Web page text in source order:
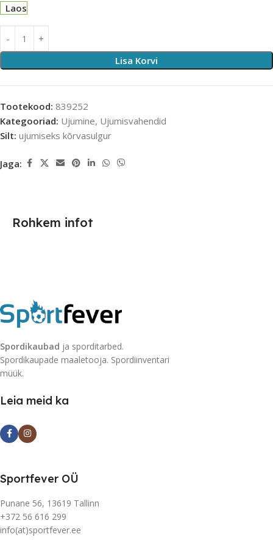
Laos
Lisa Korvi
Tootekood: 839252
Kategooriad: Ujumine, Ujumisvahendid
Silt: ujumiseks kõrvasulgur
Jaga:
Rohkem infot
Spordikaubad ja sporditarbed.
Spordikaupade maaletooja. Spordiinventari
müük.
Leia meid ka
Sportfever OÜ
Punane 56, 13619 Tallinn
+372 56 616 299
info(at)sportfever.ee